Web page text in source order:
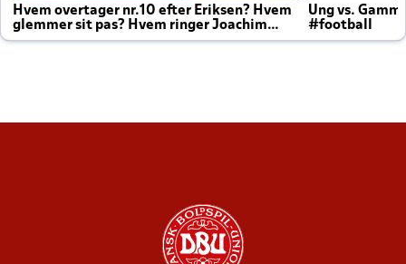
Hvem overtager nr.10 efter Eriksen? Hvem
glemmer sit pas? Hvem ringer Joachim
altid til efter kampe?
Ung vs.
#football